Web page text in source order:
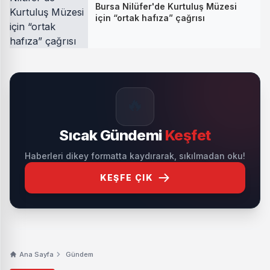
Bursa Nilüfer'de Kurtuluş Müzesi
için “ortak hafıza” çağrısı
Sıcak Gündemi Keşfet
Haberleri dikey formatta kaydırarak, sıkılmadan oku!
KEŞFE ÇIK
Ana Sayfa Gündem